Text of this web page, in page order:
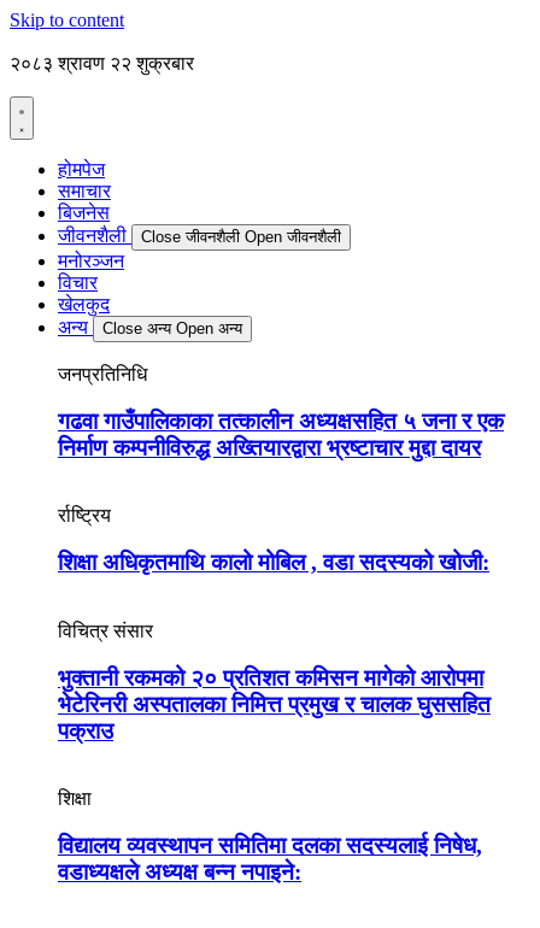
Skip to content
२०८३ श्रावण २२ शुक्रबार
होमपेज
समाचार
बिजनेस
जीवनशैली
Close जीवनशैली Open जीवनशैली
मनोरञ्जन
विचार
खेलकुद
अन्य
Close अन्य Open अन्य
जनप्रतिनिधि
गढवा गाउँपालिकाका तत्कालीन अध्यक्षसहित ५ जना र एक
निर्माण कम्पनीविरुद्ध अख्तियारद्वारा भ्रष्टाचार मुद्दा दायर
र्राष्ट्रिय
शिक्षा अधिकृतमाथि कालो मोबिल , वडा सदस्यको खोजी:
विचित्र संसार
भुक्तानी रकमको २० प्रतिशत कमिसन मागेको आरोपमा
भेटेरिनरी अस्पतालका निमित्त प्रमुख र चालक घुससहित
पक्राउ
शिक्षा
विद्यालय व्यवस्थापन समितिमा दलका सदस्यलाई निषेध,
वडाध्यक्षले अध्यक्ष बन्न नपाइने: